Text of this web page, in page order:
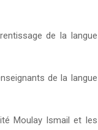
de la langue
de la langue
Moulay Ismail et les